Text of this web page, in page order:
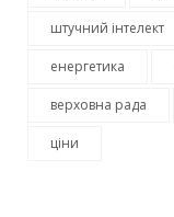
штучний інтелект
енергетика
верховна рада
ціни